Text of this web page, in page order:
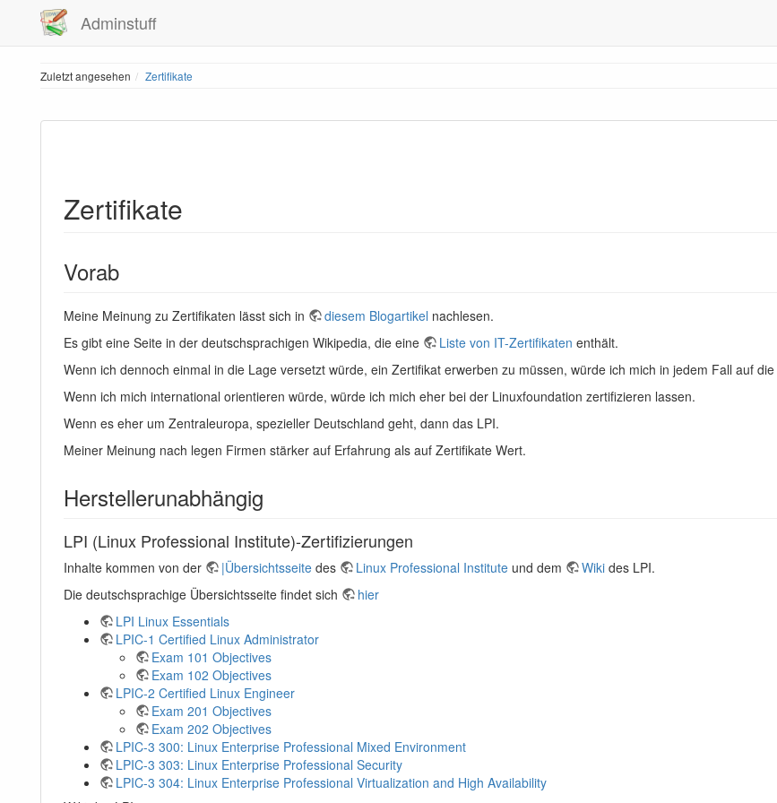
Adminstuff
Zuletzt angesehen Zertifikate
Zertifikate
Vorab
Meine Meinung zu Zertifikaten lässt sich in diesem Blogartikel nachlesen.
Es gibt eine Seite in der deutschsprachigen Wikipedia, die eine
Liste von IT-Zertifikaten enthält.
Wenn ich dennoch einmal in die Lage versetzt würde, ein Zertifikat erwerben zu müssen, würde ich mich in jedem Fall auf
Wenn ich mich international orientieren würde, würde ich mich eher bei der Linuxfoundation zertifizieren lassen.
Wenn es eher um Zentraleuropa, spezieller Deutschland geht, dann das LPI.
Meiner Meinung nach legen Firmen stärker auf Erfahrung als auf Zertifikate Wert.
Herstellerunabhängig
LPI (Linux Professional Institute)-Zertifizierungen
Inhalte kommen von der |Übersichtsseite des Linux Professional Institute und dem Wiki des LPI.
Die deutschsprachige Übersichtsseite findet sich
hier
LPI Linux Essentials
LPIC-1 Certified Linux Administrator
Exam 101 Objectives
Exam 102 Objectives
LPIC-2 Certified Linux Engineer
Exam 201 Objectives
Exam 202 Objectives
LPIC-3 300: Linux Enterprise Professional Mixed Environment
LPIC-3 303: Linux Enterprise Professional Security
LPIC-3 304: Linux Enterprise Professional Virtualization and High Availability